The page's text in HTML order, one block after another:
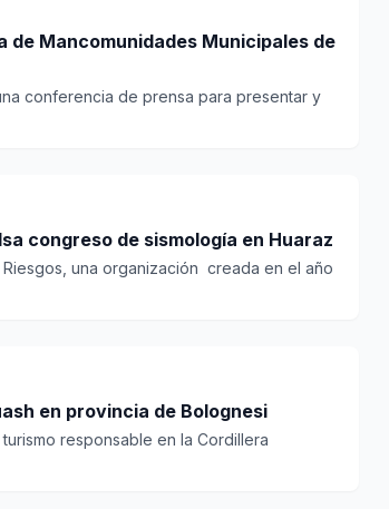
Mancomunidades Municipales de
conferencia de prensa para presentar y
congreso de sismología en Huaraz
una organización creada en el año
en provincia de Bolognesi
responsable en la Cordillera